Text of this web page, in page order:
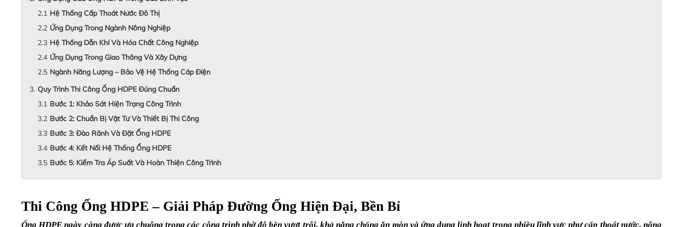
Hệ Thống Cấp Thoát Nước Đô Thị
Ứng Dụng Trong Ngành Nông Nghiệp
Hệ Thống Dẫn Khí Và Hóa Chất Công Nghiệp
Ứng Dụng Trong Giao Thông Và Xây Dựng
Ngành Năng Lượng – Bảo Vệ Hệ Thống Cáp Điện
Quy Trình Thi Công Ống HDPE Đúng Chuẩn
Bước 1: Khảo Sát Hiện Trạng Công Trình
Bước 2: Chuẩn Bị Vật Tư Và Thiết Bị Thi Công
Bước 3: Đào Rãnh Và Đặt Ống HDPE
Bước 4: Kết Nối Hệ Thống Ống HDPE
Bước 5: Kiểm Tra Áp Suất Và Hoàn Thiện Công Trình
Thi Công Ống HDPE – Giải Pháp Đường Ống Hiện Đại, Bền Bỉ
Ống HDPE ngày càng được ưa chuộng trong các công trình nhờ độ bền vượt trội, khả năng chống ăn mòn và ứng dụng linh hoạt trong nhiều lĩnh vực như cấp thoát nước, nông